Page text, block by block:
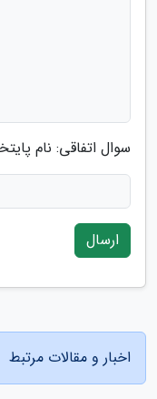
سوال اتفاقی: نام
ارسال
اخبار و مقالات مرتبط